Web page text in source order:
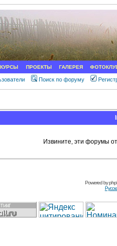
ПРОЕКТЫ ГАЛЕРЕЯ
Поиск по форуму
Извините, эти форумы
Powered by